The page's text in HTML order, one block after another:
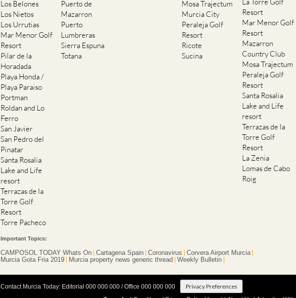
Los Belones
Los Nietos
Los Urrutias
Mar Menor Golf
Resort
Pilar de la
Horadada
Playa Honda /
Playa Paraiso
Portman
Roldan and Lo
Ferro
San Javier
San Pedro del
Pinatar
Santa Rosalia
Lake and Life
resort
Terrazas de la
Torre Golf
Resort
Torre Pacheco
Puerto de
Mazarron
Puerto
Lumbreras
Sierra Espuna
Totana
Mosa Trajectum
Murcia City
Peraleja Golf
Resort
Ricote
Sucina
La Torre Golf
Resort
Mar Menor Golf
Resort
Mazarron
Country Club
Mosa Trajectum
Peraleja Golf
Resort
Santa Rosalia
Lake and Life
resort
Terrazas de la
Torre Golf
Resort
La Zenia
Lomas de Cabo
Roig
Important Topics:
CAMPOSOL TODAY Whats On Cartagena Spain Coronavirus
Corvera Airport Murcia
Murcia Gota Fria 2019
Murcia property news generic thread Weekly Bulletin
Contact Murcia Today: Editorial 000 000 000 / Office 000 000 000 Privacy Preferences